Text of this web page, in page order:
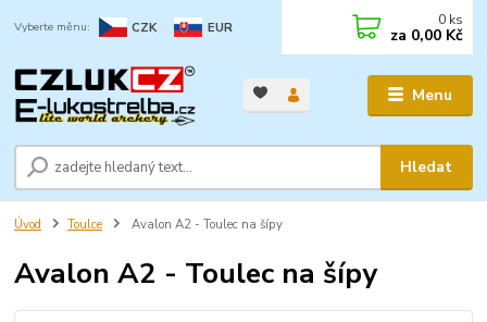
Menu
CZK EUR
Hledat
0 ks
za 0,00 Kč
Úvod Toulce Avalon A2 - Toulec na šípy
Avalon A2 - Toulec na šípy